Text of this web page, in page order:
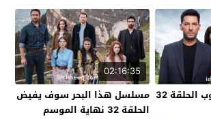
مسلسل ورود وذنوب الحلقة 32
02:16:35
مسلسل هذا البحر سوف يفيض
الحلقة 32 نهاية الموسم